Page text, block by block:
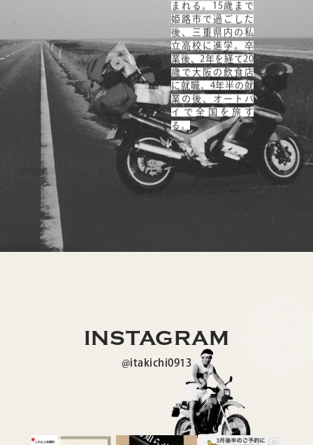
まれる。15歳まで
姫路市で過ごした
後、三重県内の私
立高校に進学。卒
業後、2年を経て20
歳で大阪の飲食店
に就職。4年半の就
業の後、オートバ
イで全国を旅す
る。
INSTAGRAM
@itakichi0913